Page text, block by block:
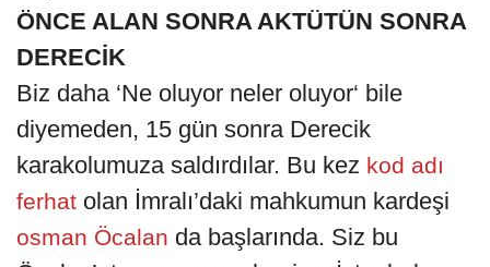
ÖNCE ALAN SONRA AKTÜTÜN SONRA
DERECİK
Biz daha ‘Ne oluyor neler oluyor‘ bile
diyemeden, 15 gün sonra Derecik
karakolumuza saldırdılar. Bu kez kod adı
ferhat olan İmralı’daki mahkumun kardeşi
osman Öcalan da başlarında. Siz bu